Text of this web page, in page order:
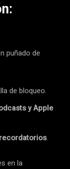
puñado de
de bloqueo.
y Apple
.
en la